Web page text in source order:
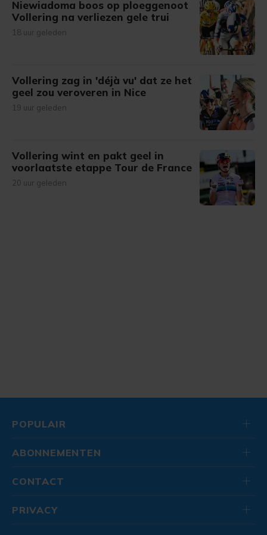
Niewiadoma boos op ploeggenoot
Vollering na verliezen gele trui
18 uur geleden
Vollering zag in 'déjà vu' dat ze het
geel zou veroveren in Nice
19 uur geleden
Vollering wint en pakt geel in
voorlaatste etappe Tour de France
20 uur geleden
POPULAIR
ABONNEMENTEN
CONTACT
PRIVACY